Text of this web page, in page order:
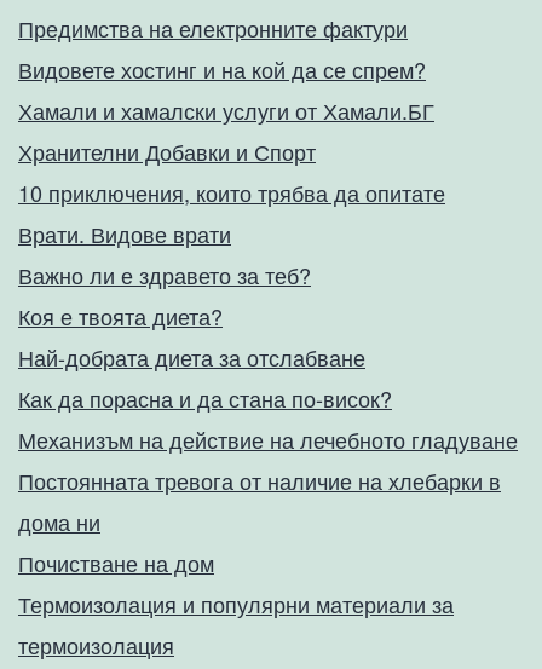
Предимства на електронните фактури
Видовете хостинг и на кой да се спрем?
Хамали и хамалски услуги от Хамали.БГ
Хранителни Добавки и Спорт
10 приключения, които трябва да опитате
Врати. Видове врати
Важно ли е здравето за теб?
Коя е твоята диета?
Най-добрата диета за отслабване
Как да порасна и да стана по-висок?
Механизъм на действие на лечебното гладуване
Постоянната тревога от наличие на хлебарки в
дома ни
Почистване на дом
Термоизолация и популярни материали за
термоизолация